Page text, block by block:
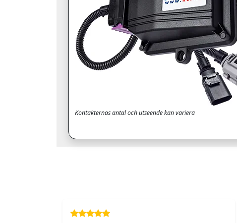
Kontakternas antal och utseende kan variera